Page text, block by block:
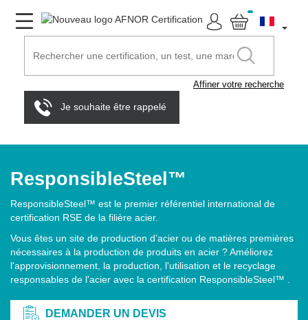
Affiner votre recherche
Je souhaite être rappelé
ResponsibleSteel™
ResponsibleSteel™ est le premier référentiel international de
certification RSE de la filière acier.
Vous êtes un site de production d’acier ou de matières premières
nécessaires à la production de produits en acier ? Améliorez
l'approvisionnement, la production, l'utilisation et le recyclage
responsables de l'acier avec la certification ResponsibleSteel™ .
DEMANDER UN DEVIS